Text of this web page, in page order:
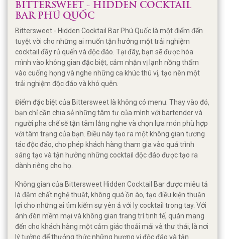
BITTERSWEET - HIDDEN COCKTAIL
BAR PHÚ QUỐC
Bittersweet - Hidden Cocktail Bar Phú Quốc là một điểm đến
tuyệt vời cho những ai muốn tận hưởng một trải nghiệm
cocktail đầy rủ quến và độc đáo. Tại đây, bạn sẽ được hòa
mình vào không gian đặc biệt, cảm nhận vị lạnh nồng thấm
vào cuống họng và nghe những ca khúc thú vị, tạo nên một
trải nghiệm độc đáo và khó quên.
Điểm đặc biệt của Bittersweet là không có menu. Thay vào đó,
bạn chỉ cần chia sẻ những tâm tư của mình với bartender và
người pha chế sẽ tận tâm lắng nghe và chọn lựa món phù hợp
với tâm trạng của bạn. Điều này tạo ra một không gian tương
tác độc đáo, cho phép khách hàng tham gia vào quá trình
sáng tạo và tận hưởng những cocktail độc đáo được tạo ra
dành riêng cho họ.
Không gian của Bittersweet Hidden Cocktail Bar được miêu tả
là đậm chất nghệ thuật, không quá ồn ào, tạo điều kiện thuận
lợi cho những ai tìm kiếm sự yên ả với ly cocktail trong tay. Với
ánh đèn mềm mại và không gian trang trí tinh tế, quán mang
đến cho khách hàng một cảm giác thoải mái và thư thái, là nơi
lý tưởng để thưởng thức những hương vị độc đáo và tận